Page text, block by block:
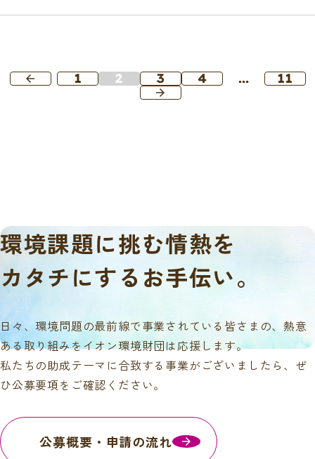
arrow_back 1 2 3 4 … 11
arrow_forward
環境課題に挑む情熱を
カタチにするお手伝い。
日々、環境問題の最前線で事業されている皆さまの、熱意
ある取り組みをイオン環境財団は応援します。
私たちの助成テーマに合致する事業がございましたら、ぜ
ひ公募要項をご確認ください。
公募概要・申請の流れ